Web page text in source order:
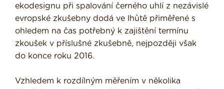
ekodesignu při spalování černého uhlí z nezávislé
evropské zkušebny dodá ve lhůtě přiměřené s
ohledem na čas potřebný k zajištění termínu
zkoušek v příslušné zkušebně, nejpozději však
do konce roku 2016.
Vzhledem k rozdílným měřením v několika